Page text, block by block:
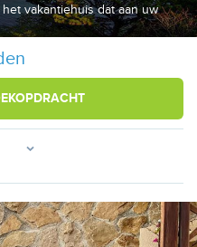
vakantiehuis dat aan uw